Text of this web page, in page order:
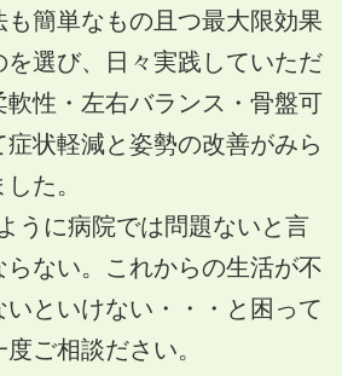
も簡単なもの且つ最大限効果
を選び、日々実践していただ
軟性・左右バランス・骨盤可
状軽減と姿勢の改善がみら
た。
うに病院では問題ないと言
ない。これからの生活が不
といけない・・・と困って
ご相談ださい。